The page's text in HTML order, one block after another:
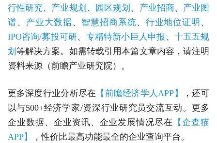
行性研究、 产业规划 、 园区规划 、 产业招商、 产业图
谱、 产业大数据、 智慧招商系统、 行业地位证明 、
IPO咨询/募投可研、 专精特新小巨人申报 、 十五五规
划 等解决方案。如需转载引用本篇文章内容，请注明
资料来源（前瞻产业研究院）。
更多深度行业分析尽在 【前瞻经济学人APP】
，还可
以与500+经济学家/资深行业研究员交流互动。更多
企业数据、企业资讯、企业发展情况尽在
【企查猫
APP】
，性价比最高功能最全的企业查询平台。